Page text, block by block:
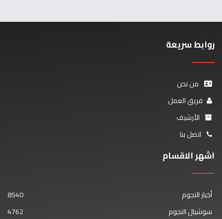
روابط سريعة
من نحن
فريق العمل
الأرشيف
اتصل بنا
اشهر الاقسام
أخبار النجوم
8540
سوشيال النجوم
4762